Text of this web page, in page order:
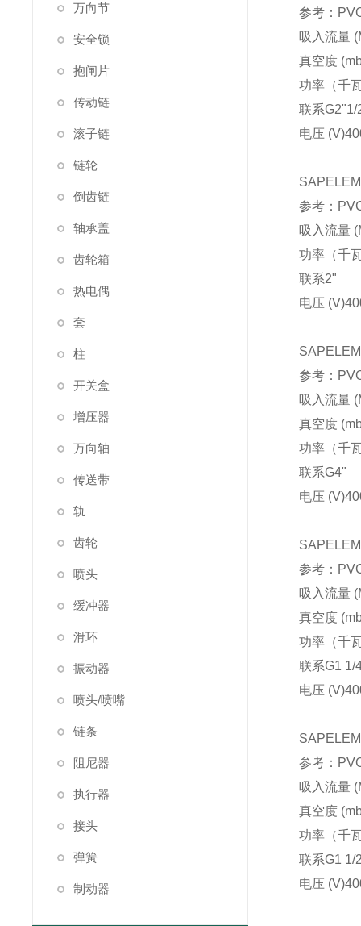
万向节
安全锁
抱闸片
传动链
滚子链
链轮
倒齿链
轴承盖
齿轮箱
热电偶
套
柱
开关盒
增压器
万向轴
传送带
轨
齿轮
喷头
缓冲器
滑环
振动器
喷头/喷嘴
链条
阻尼器
执行器
接头
弹簧
制动器
参考：
吸入流量
真空度
功率（千
联系G2"1/
电压 (V)
SAPELEM
参考：
吸入流量
功率（千
联系2"
电压 (V)
SAPELEM
参考：
吸入流量
真空度
功率（千
联系G4"
电压 (V)
SAPELEM
参考：
吸入流量
真空度
功率（千
联系G1 1/
电压 (V)
SAPELEM
参考：
吸入流量
真空度
功率（千
联系G1 1/
电压 (V)